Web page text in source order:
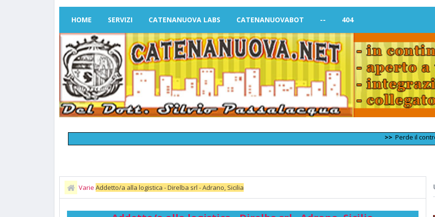
HOME SERVIZI CATENANUOVA LABS CATENANUOVABOT -- 404
Perde il controllo
Varie Addetto/a alla logistica - Direlba srl - Adrano, Sicilia